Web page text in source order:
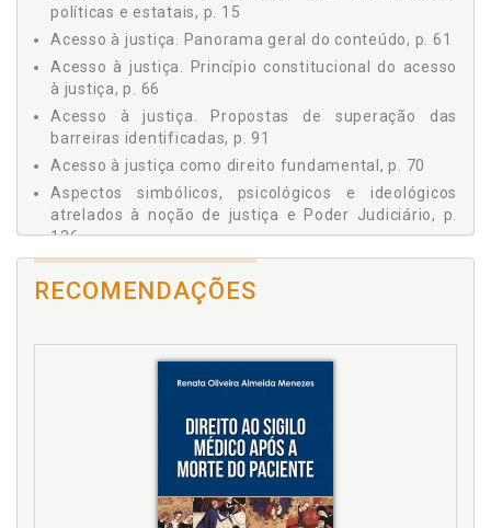
3.8 Aspectos simbólicos, psicológicos e ideológicos
CONSIDERAÇÕES FINAIS, p. 131
REFERÊNCIAS, p. 135
políticas e estatais, p. 15
Acesso à justiça. Panorama geral do conteúdo, p. 61
Acesso à justiça. Princípio constitucional do acesso
à justiça, p. 66
Acesso à justiça. Propostas de superação das
barreiras identificadas, p. 91
Acesso à justiça como direito fundamental, p. 70
Aspectos simbólicos, psicológicos e ideológicos
atrelados à noção de justiça e Poder Judiciário, p.
126
Assistência jurídica.Acesso à justiça, p. 92
das barreiras identificadas, p. 91
Capacidade jurídica pessoal, p. 111
Carência de recursos econômicos, p. 92
Celeridade processual. Julgamento antecipado da
RECOMENDAÇÕES